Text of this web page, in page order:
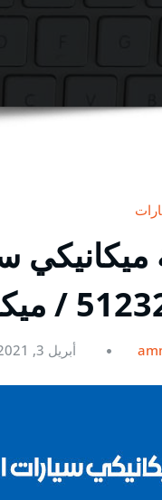
سيارات متنقل
أبريل 3, 2021